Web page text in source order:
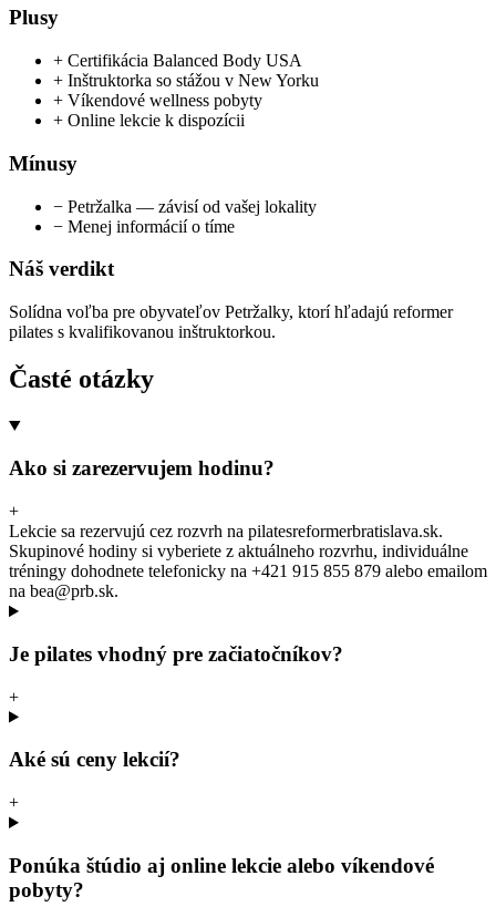
Plusy
+ Certifikácia Balanced Body USA
+ Inštruktorka so stážou v New Yorku
+ Víkendové wellness pobyty
+ Online lekcie k dispozícii
Mínusy
− Petržalka — závisí od vašej lokality
− Menej informácií o tíme
Náš verdikt
Solídna voľba pre obyvateľov Petržalky, ktorí hľadajú reformer
pilates s kvalifikovanou inštruktorkou.
Časté otázky
Ako si zarezervujem hodinu?
+
Lekcie sa rezervujú cez rozvrh na pilatesreformerbratislava.sk.
Skupinové hodiny si vyberiete z aktuálneho rozvrhu, individuálne
tréningy dohodnete telefonicky na +421 915 855 879 alebo emailom
na bea@prb.sk.
Je pilates vhodný pre začiatočníkov?
+
Aké sú ceny lekcií?
+
Ponúka štúdio aj online lekcie alebo víkendové
pobyty?